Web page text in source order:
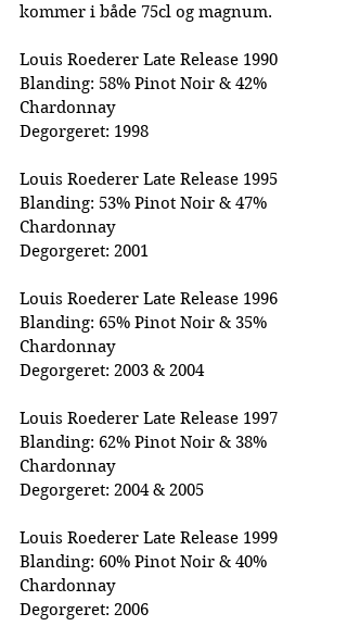
kommer i både 75cl og magnum.
Louis Roederer Late Release 1990
Blanding: 58% Pinot Noir & 42%
Chardonnay
Degorgeret: 1998
Louis Roederer Late Release 1995
Blanding: 53% Pinot Noir & 47%
Chardonnay
Degorgeret: 2001
Louis Roederer Late Release 1996
Blanding: 65% Pinot Noir & 35%
Chardonnay
Degorgeret: 2003 & 2004
Louis Roederer Late Release 1997
Blanding: 62% Pinot Noir & 38%
Chardonnay
Degorgeret: 2004 & 2005
Louis Roederer Late Release 1999
Blanding: 60% Pinot Noir & 40%
Chardonnay
Degorgeret: 2006